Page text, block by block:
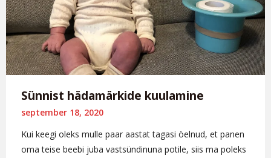
Sünnist hädamärkide kuulamine
september 18, 2020
Kui keegi oleks mulle paar aastat tagasi öelnud, et panen
oma teise beebi juba vastsündinuna potile, siis ma poleks